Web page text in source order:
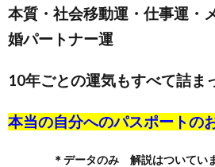
本質・社会移動運・仕事運・
婚パートナー運
10年ごとの運気もすべて詰ま
本当の自分へのパスポートの
＊データのみ 解説はついていま